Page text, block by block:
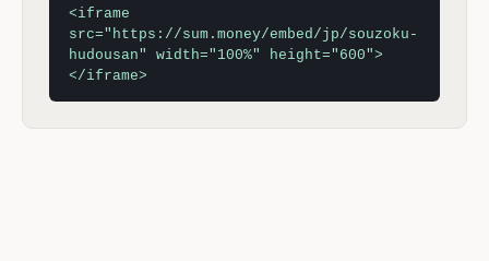
<iframe
src="https://sum.money/embed/jp/souzoku-
hudousan" width="100%" height="600">
</iframe>